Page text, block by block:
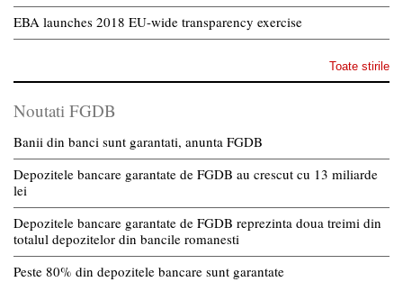
EBA launches 2018 EU-wide transparency exercise
Toate stirile
Noutati FGDB
Banii din banci sunt garantati, anunta FGDB
Depozitele bancare garantate de FGDB au crescut cu 13 miliarde
lei
Depozitele bancare garantate de FGDB reprezinta doua treimi din
totalul depozitelor din bancile romanesti
Peste 80% din depozitele bancare sunt garantate